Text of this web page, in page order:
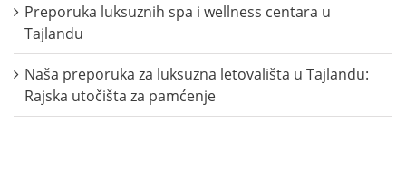
Preporuka luksuznih spa i wellness centara u
Tajlandu
Naša preporuka za luksuzna letovališta u Tajlandu:
Rajska utočišta za pamćenje